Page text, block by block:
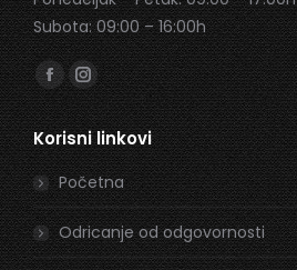
Subota: 09:00 – 16:00h
Find us on:
Facebook
page
opens
in
new
window
Instagram
page
opens
in
new
window
Korisni linkovi
Početna
Odricanje od odgovornosti